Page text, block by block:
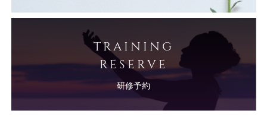
TRAINING
RESERVE
研修予約